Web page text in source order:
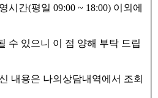
시간(평일 09:00 ~ 18:00) 이외에
수 있으니 이 점 양해 부탁 드립
내용은 나의상담내역에서 조회